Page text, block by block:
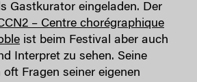
Gastkurator eingeladen. Der
– Centre chorégraphique
ist beim Festival aber auch
Interpret zu sehen. Seine
Fragen seiner eigenen